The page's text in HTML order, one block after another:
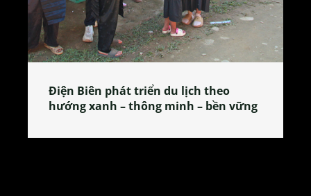
Điện Biên phát triển du lịch theo
hướng xanh – thông minh – bền vững